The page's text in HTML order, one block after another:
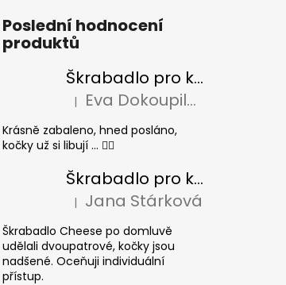
Poslední hodnocení
produktů
Škrabadlo pro kočky BASIC Colour
Hodnocení produktu je 5 z 5 hvězdiček.
| Eva Dokoupilová
Krásně zabaleno, hned posláno,
kočky už si libují ... 👍🏻
Škrabadlo pro kočky CHEESE ELIPSE colour
Hodnocení produktu je 5 z 5 hvězdiček.
| Jana Stárková
Škrabadlo Cheese po domluvě
udělali dvoupatrové, kočky jsou
nadšené. Oceňuji individuální
přístup.